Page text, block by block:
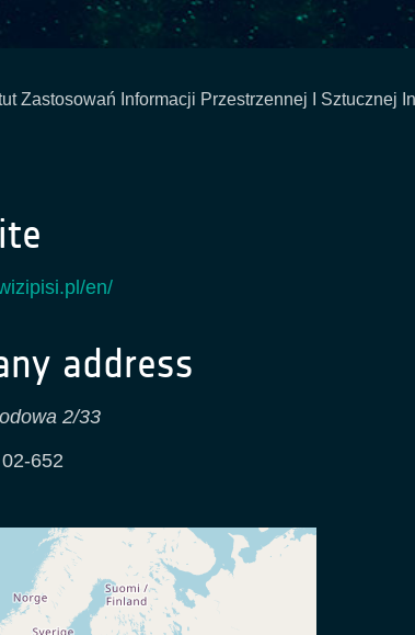
Zastosowań Informacji Przestrzennej I Sztucznej
en/
address
2/33
02-652